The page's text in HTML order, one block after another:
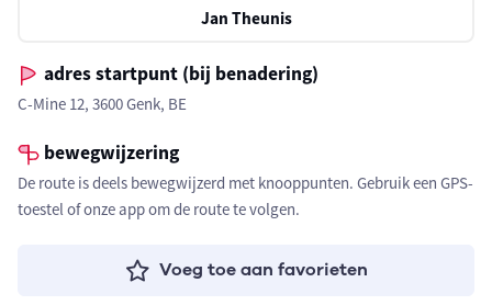
Jan Theunis
adres startpunt (bij benadering)
C-Mine 12, 3600 Genk, BE
bewegwijzering
De route is deels bewegwijzerd met knooppunten. Gebruik een GPS-
toestel of onze app om de route te volgen.
Voeg toe aan favorieten